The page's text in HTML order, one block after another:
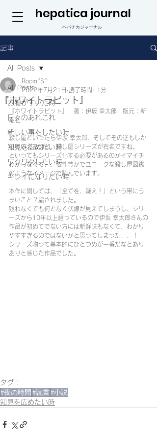
hepatica journal
ヘパチカジャーナル
記事
All Posts
お腹がすいた時
日々のあれこれ
新しい事をしたい時
知見を広めたい時
ワクワクしたい時
キレイになりたい時
All Posts
『ホワイトラビット』
Room"S"
2022年7月21日 読了時間: 1分
『ホワイトラビット』　著：伊坂 幸太郎　版元：新
潮社
殺し屋といったら伊坂 幸太郎、そしてその逆もしか
りといえるほど、殺し屋シリーズが有名ですね。
といってもシリーズ化する必要があるのかイマイチ
わからなくて、、個性豊かでユニークな殺し屋図鑑
のようなイメージで読んでいます。
本作に関しては、「全てを、疑え！」という帯にう
まいこと？騙されました。
疑わなくても何となく伏線が見えてしまうし、シリ
ーズから10年以上経っているので伊坂 幸太郎さんの
作品が初めてでない方には新鮮味もなくて、わかり
やすすぎるのではないかと思ってしまった、、！
シリーズ物って基本的にひとつめが一番だなとあり
ありと感じた作品でした。
タグ：
#夜の時間 #読書#小説
知見を広めたい時